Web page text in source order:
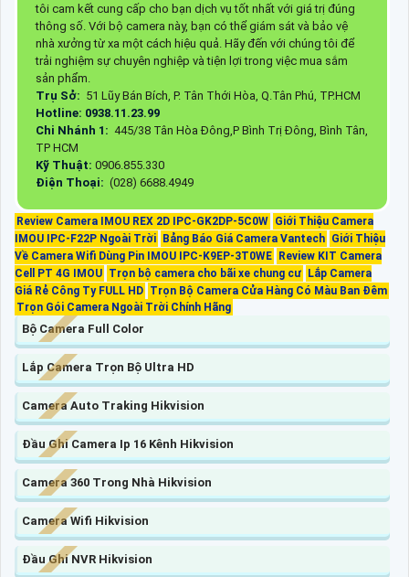
tôi cam kết cung cấp cho bạn dịch vụ tốt nhất với giá trị đúng
thông số. Với bộ camera này, bạn có thể giám sát và bảo vệ
nhà xưởng từ xa một cách hiệu quả. Hãy đến với chúng tôi để
trải nghiệm sự chuyên nghiệp và tiện lợi trong việc mua sắm
sản phẩm.
Trụ Sở: 51 Lũy Bán Bích, P. Tân Thới Hòa, Q.Tân Phú, TP.HCM
Hotline: 0938.11.23.99
Chi Nhánh 1: 445/38 Tân Hòa Đông,P Bình Trị Đông, Bình Tân,
TP HCM
Kỹ Thuật: 0906.855.330
Điện Thoại: (028) 6688.4949
Review Camera IMOU REX 2D IPC-GK2DP-5C0W Giới Thiệu Camera
IMOU IPC-F22P Ngoài Trời
Bảng Báo Giá Camera Vantech Giới Thiệu
Về Camera Wifi Dùng Pin IMOU IPC-K9EP-3T0WE
Review KIT Camera
Cell PT 4G IMOU Trọn bộ camera cho bãi xe chung cư
Lắp Camera
Giá Rẻ Công Ty FULL HD Trọn Bộ Camera Cửa Hàng Có Màu Ban Đêm
Trọn Gói Camera Ngoài Trời Chính Hãng
Bộ Camera Full Color
Lắp Camera Trọn Bộ Ultra HD
Camera Auto Traking Hikvision
Đầu Ghi Camera Ip 16 Kênh Hikvision
Camera 360 Trong Nhà Hikvision
Camera Wifi Hikvision
Đầu Ghi NVR Hikvision